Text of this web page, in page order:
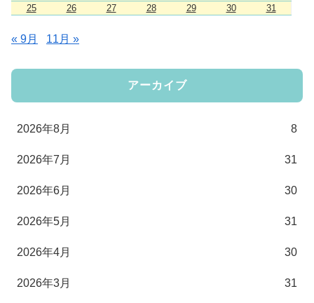
25
26 27 28 29 30 31
« 9月 11月 »
アーカイブ
2026年8月 8
2026年7月 31
2026年6月 30
2026年5月 31
2026年4月 30
2026年3月 31